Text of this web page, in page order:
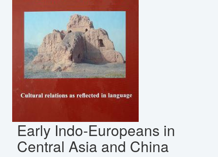
Early Indo-Europeans in
Central Asia and China